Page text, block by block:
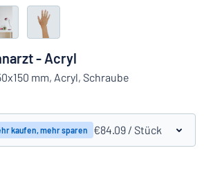
Schild hier entwerfen
- Acryl
mm, Acryl, Schraube
kaufen, mehr sparen €84.09 / Stück